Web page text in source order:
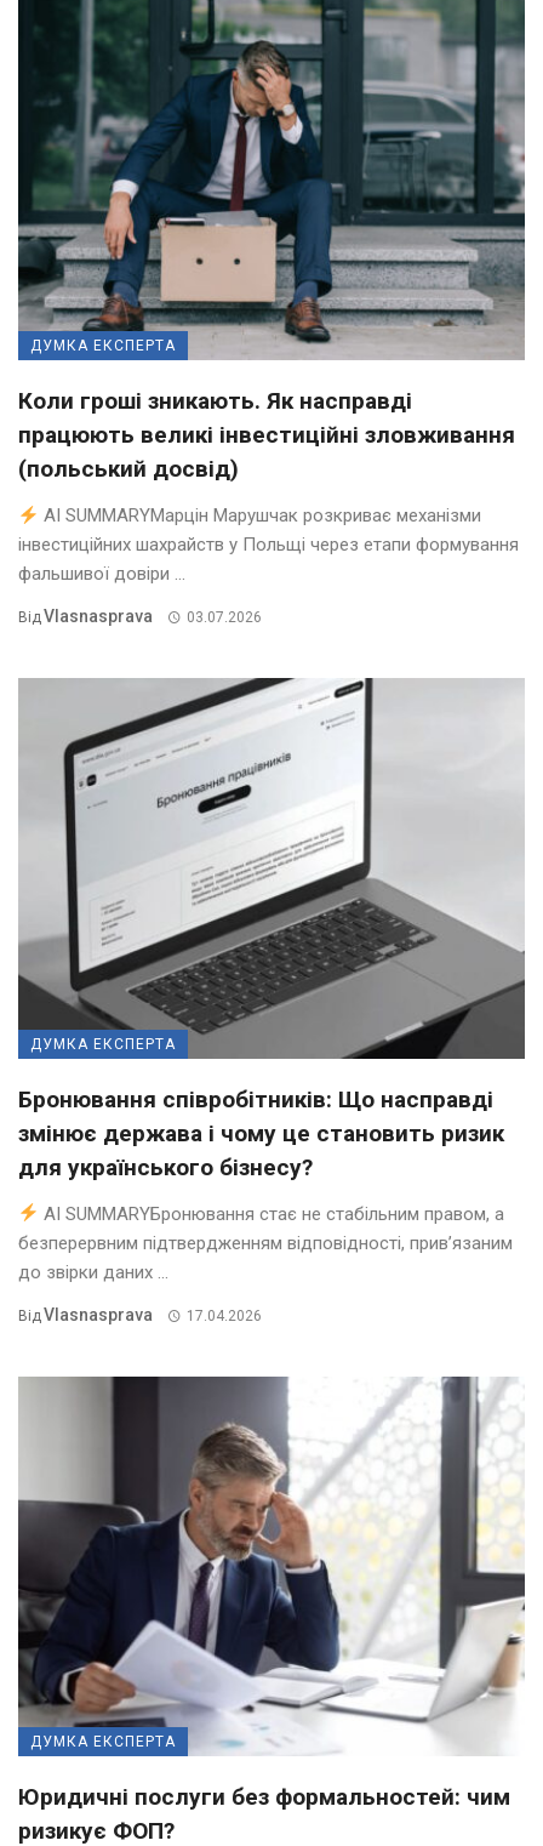
ДУМКА ЕКСПЕРТА
Коли гроші зникають. Як насправді
працюють великі інвестиційні зловживання
(польський досвід)
AI SUMMARYМарцін Марушчак розкриває механізми
інвестиційних шахрайств у Польщі через етапи формування
фальшивої довіри ...
ВідVlasnasprava 03.07.2026
ДУМКА ЕКСПЕРТА
Бронювання співробітників: Що насправді
змінює держава і чому це становить ризик
для українського бізнесу?
AI SUMMARYБронювання стає не стабільним правом, а
безперервним підтвердженням відповідності, прив’язаним
до звірки даних ...
ВідVlasnasprava 17.04.2026
ДУМКА ЕКСПЕРТА
Юридичні послуги без формальностей: чим
ризикує ФОП?